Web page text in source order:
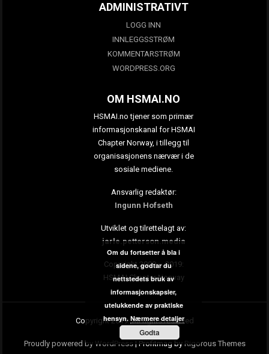
ADMINISTRATIVT
LOGG INN
INNLEGGSSTRØM
KOMMENTARSTRØM
WORDPRESS.ORG
OM HSMAI.NO
HSMAI.no tjener som primær
informasjonskanal for HSMAI
Chapter Norway, i tillegg til
organisasjonens nærvær i de
sosiale mediene.
Ansvarlig redaktør:
Ingunn Hofseth
Utviklet og tilrettelagt av:
jarle.petterson.media
Copyright 2009 – 2019:
HSMAI Chapter Norway
Copyright 2019. All rights reserved
Proudly powered by WordPress | Profitmag by Rigorous Themes
Om du fortsetter å bla i
sidene, godtar du
nettstedets bruk av
informasjonskapsler,
utelukkende av praktiske
hensyn. Nærmere detaljer
Godta